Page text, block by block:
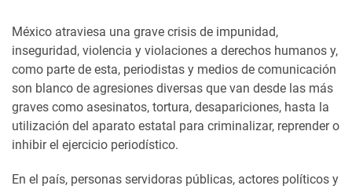
México atraviesa una grave crisis de impunidad,
inseguridad, violencia y violaciones a derechos humanos y,
como parte de esta, periodistas y medios de comunicación
son blanco de agresiones diversas que van desde las más
graves como asesinatos, tortura, desapariciones, hasta la
utilización del aparato estatal para criminalizar, reprender o
inhibir el ejercicio periodístico.
En el país, personas servidoras públicas, actores políticos y